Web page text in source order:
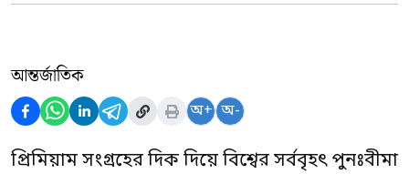
আন্তর্জাতিক
অ+ অ-
প্রিমিয়াম সংগ্রহের দিক দিয়ে বিশ্বের সর্ববৃহৎ পুনঃবীমা